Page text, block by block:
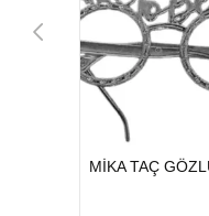
HIZLI
GÖNDERİ